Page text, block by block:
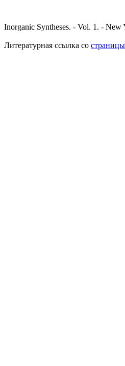
Inorganic Syntheses. - Vol. 1. -
Литературная ссылка со